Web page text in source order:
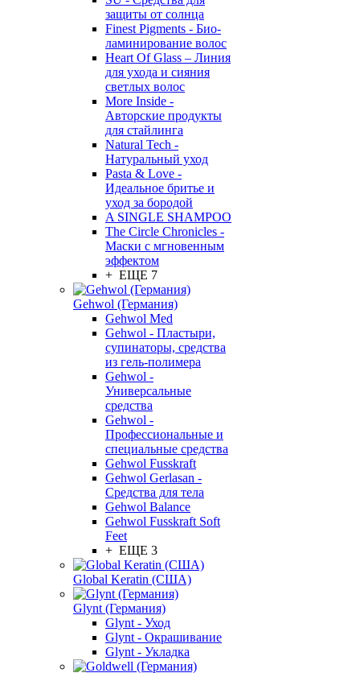
защиты от солнца
Finest Pigments - Био-
ламинирование волос
Heart Of Glass – Линия
для ухода и сияния
светлых волос
More Inside -
Авторские продукты
для стайлинга
Natural Tech -
Натуральный уход
Pasta & Love -
Идеальное бритье и
уход за бородой
A SINGLE SHAMPOO
The Circle Chronicles -
Маски с мгновенным
эффектом
+ ЕЩЕ 7
Gehwol (Германия)
Gehwol Med
Gehwol - Пластыри,
супинаторы, средства
из гель-полимера
Gehwol -
Универсальные
средства
Gehwol -
Профессиональные и
специальные средства
Gehwol Fusskraft
Gehwol Gerlasan -
Средства для тела
Gehwol Balance
Gehwol Fusskraft Soft
Feet
+ ЕЩЕ 3
Global Keratin (США)
Glynt (Германия)
Glynt - Уход
Glynt - Окрашивание
Glynt - Укладка